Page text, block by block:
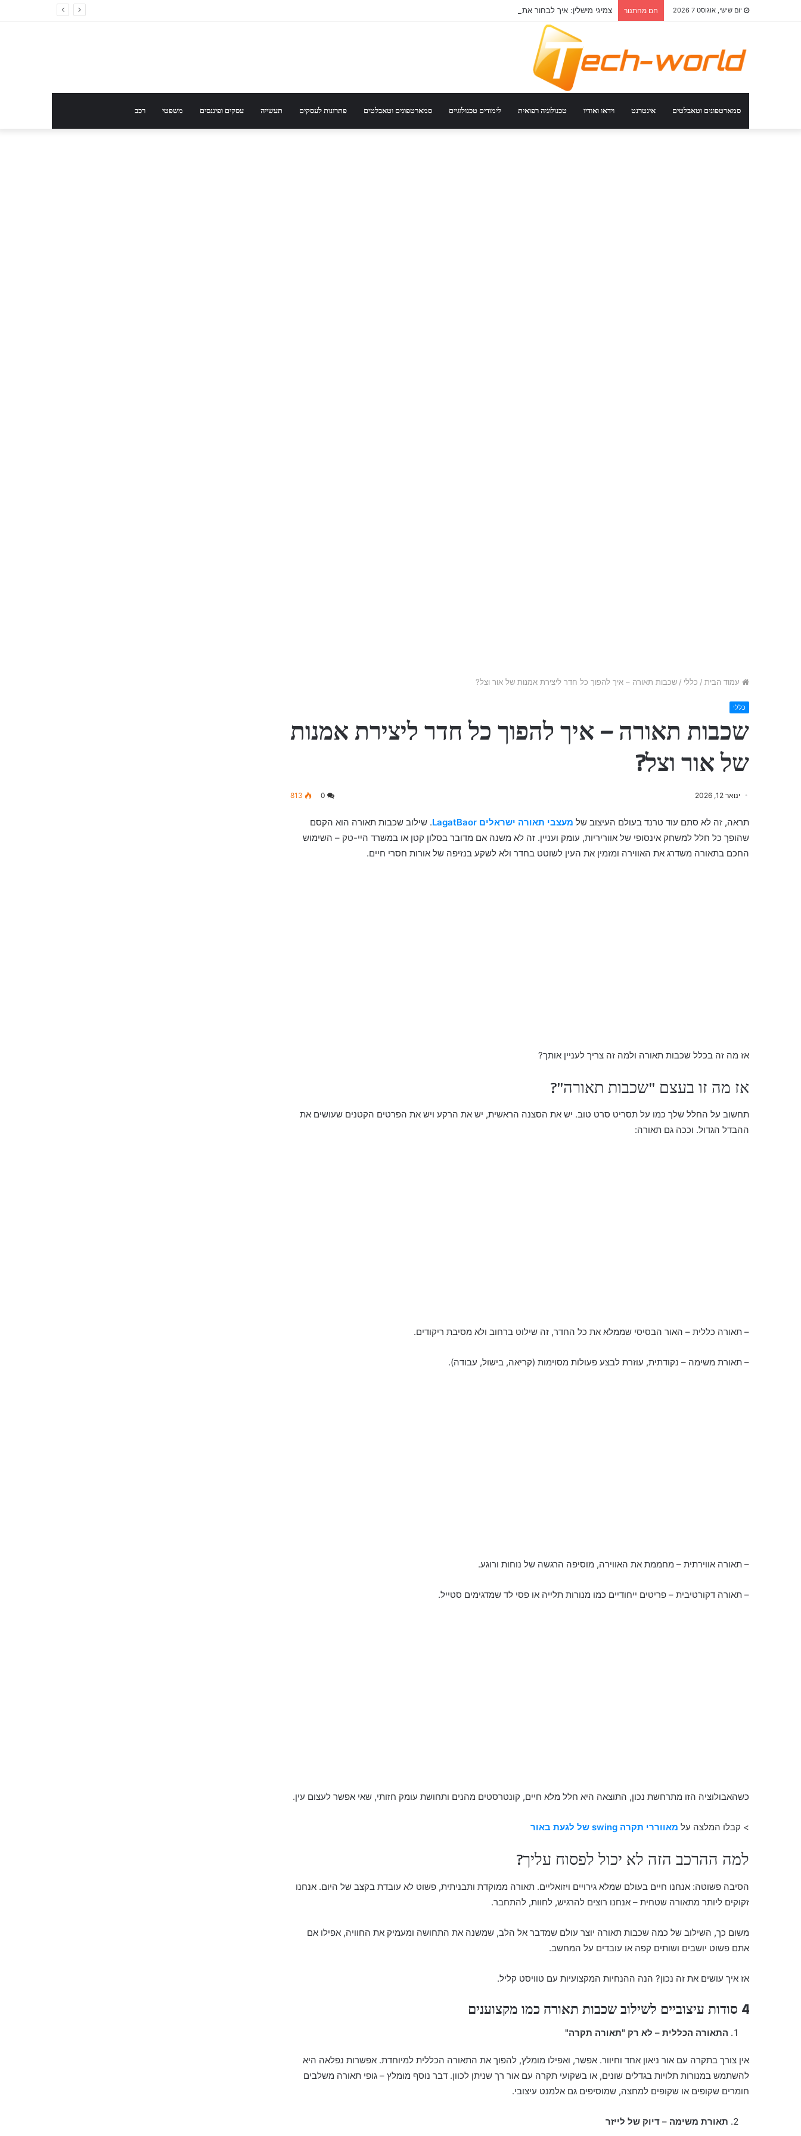
יום שישי, אוגוסט 7 2026 חם מהתנור צמיגי מישלין: איך לבחור את הדגם הנכון לפי סוג רכב ונסועה
סמארטפונים וטאבלטים אינטרנט וידאו ואודיו טכנולוגיה רפואית לימודים טכנולוגיים סמארטפונים וטאבלטים פתרונות לעסקים תעשייה עסקים ופיננסים משפטי רכב
עמוד הבית / כללי / שכבות תאורה – איך להפוך כל חדר ליצירת אמנות של אור וצל?
כללי
שכבות תאורה – איך להפוך כל חדר ליצירת אמנות
של אור וצל?
ינואר 12, 2026 0
813
תראה, זה לא סתם עוד טרנד בעולם העיצוב של מעצבי תאורה ישראלים LagatBaor
. שילוב שכבות תאורה הוא הקסם
שהופך כל חלל למשחק אינסופי של אווריריות, עומק ועניין. זה לא משנה אם מדובר בסלון קטן או במשרד היי-טק – השימוש
החכם בתאורה משדרג את האווירה ומזמין את העין לשוטט בחדר ולא לשקע בנזיפה של אורות חסרי חיים.
אז מה זה בכלל שכבות תאורה ולמה זה צריך לעניין אותך?
אז מה זו בעצם "שכבות תאורה"?
תחשוב על החלל שלך כמו על תסריט סרט טוב. יש את הסצנה הראשית, יש את הרקע ויש את הפרטים הקטנים שעושים את
ההבדל הגדול. וככה גם תאורה:
– תאורה כללית – האור הבסיסי שממלא את כל החדר, זה שילוט ברחוב ולא מסיבת ריקודים.
– תאורת משימה – נקודתית, עוזרת לבצע פעולות מסוימות (קריאה, בישול, עבודה).
– תאורה אווירתית – מחממת את האווירה, מוסיפה הרגשה של נוחות ורוגע.
– תאורה דקורטיבית – פריטים ייחודיים כמו מנורות תלייה או פסי לד שמדגימים סטייל.
כשהאבולוציה הזו מתרחשת נכון, התוצאה היא חלל מלא חיים, קונטרסטים מהנים ותחושת עומק חזותי, שאי אפשר לעצום עין.
> קבלו המלצה על מאווררי תקרה swing של לגעת באור
למה ההרכב הזה לא יכול לפסוח עליך?
הסיבה פשוטה: אנחנו חיים בעולם שמלא גירויים ויזואליים. תאורה ממוקדת ותבניתית, פשוט לא עובדת בקצב של היום. אנחנו
זקוקים ליותר מתאורה שטחית – אנחנו רוצים להרגיש, לחוות, להתחבר.
משום כך, השילוב של כמה שכבות תאורה יוצר עולם שמדבר אל הלב, שמשנה את התחושה ומעמיק את החוויה, אפילו אם
אתם פשוט יושבים ושותים קפה או עובדים על המחשב.
אז איך עושים את זה נכון? הנה ההנחיות המקצועיות עם טוויסט קליל.
4 סודות עיצוביים לשילוב שכבות תאורה כמו מקצוענים
התאורה הכללית – לא רק "תאורה תקרה"
אין צורך בתקרה עם אור ניאון אחד וחיוור. אפשר, ואפילו מומלץ, להפוך את התאורה הכללית למיוחדת. אפשרות נפלאה היא
להשתמש במנורות תלויות בגדלים שונים, או בשקועי תקרה עם אור רך שניתן לכוון. דבר נוסף מומלץ – גופי תאורה משלבים
חומרים שקופים או שקופים למחצה, שמוסיפים גם אלמנט עיצובי.
תאורת משימה – דיוק של לייזר